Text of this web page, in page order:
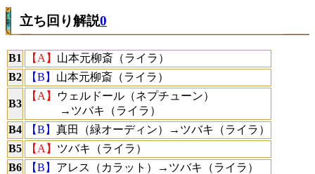
立ち回り解説0
B1 【A】 山本元柳斎（ライラ）
B2
【B】 山本元柳斎（ライラ）
B3
【A】
ウェルドール（ネプチューン）
→ツバキ（ライラ）
B4
【B】 真田（緑オーディン）→ツバキ（ライラ）
B5
【A】 ツバキ（ライラ）
B6
【B】 アレス（カラット）→ツバキ（ライラ）